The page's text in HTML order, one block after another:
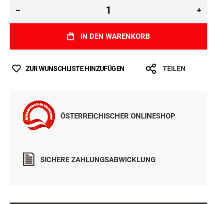
IN DEN WARENKORB
ZUR WUNSCHLISTE HINZUFÜGEN TEILEN
ÖSTERREICHISCHER ONLINESHOP
SICHERE ZAHLUNGSABWICKLUNG